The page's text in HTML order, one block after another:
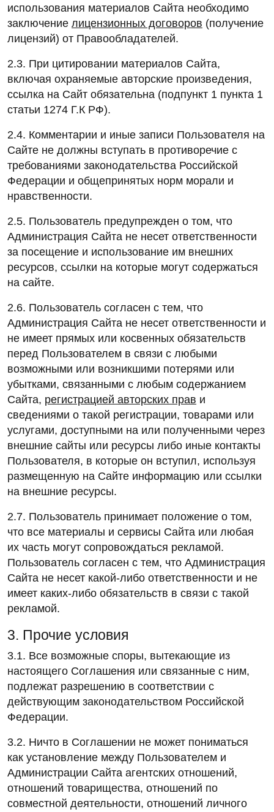
использования материалов Сайта необходимо
заключение лицензионных договоров (получение
лицензий) от Правообладателей.
2.3. При цитировании материалов Сайта,
включая охраняемые авторские произведения,
ссылка на Сайт обязательна (подпункт 1 пункта 1
статьи 1274 Г.К РФ).
2.4. Комментарии и иные записи Пользователя на
Сайте не должны вступать в противоречие с
требованиями законодательства Российской
Федерации и общепринятых норм морали и
нравственности.
2.5. Пользователь предупрежден о том, что
Администрация Сайта не несет ответственности
за посещение и использование им внешних
ресурсов, ссылки на которые могут содержаться
на сайте.
2.6. Пользователь согласен с тем, что
Администрация Сайта не несет ответственности и
не имеет прямых или косвенных обязательств
перед Пользователем в связи с любыми
возможными или возникшими потерями или
убытками, связанными с любым содержанием
Сайта, регистрацией авторских прав и
сведениями о такой регистрации, товарами или
услугами, доступными на или полученными через
внешние сайты или ресурсы либо иные контакты
Пользователя, в которые он вступил, используя
размещенную на Сайте информацию или ссылки
на внешние ресурсы.
2.7. Пользователь принимает положение о том,
что все материалы и сервисы Сайта или любая
их часть могут сопровождаться рекламой.
Пользователь согласен с тем, что Администрация
Сайта не несет какой-либо ответственности и не
имеет каких-либо обязательств в связи с такой
рекламой.
3. Прочие условия
3.1. Все возможные споры, вытекающие из
настоящего Соглашения или связанные с ним,
подлежат разрешению в соответствии с
действующим законодательством Российской
Федерации.
3.2. Ничто в Соглашении не может пониматься
как установление между Пользователем и
Администрации Сайта агентских отношений,
отношений товарищества, отношений по
совместной деятельности, отношений личного